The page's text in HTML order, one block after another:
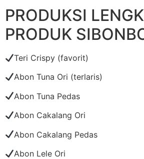
PRODUKSI
PRODUK
Teri Crispy (favorit)
Abon Tuna Ori (terlaris)
Abon Tuna Pedas
Abon Cakalang Ori
Abon Cakalang Pedas
Abon Lele Ori